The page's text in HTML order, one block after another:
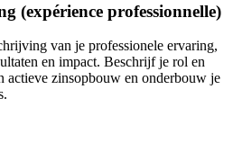
(expérience professionnelle)
van je professionele ervaring,
en impact. Beschrijf je rol en
actieve zinsopbouw en onderbouw je